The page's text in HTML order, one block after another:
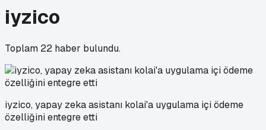
iyzico
Toplam 22 haber bulundu.
iyzico, yapay zeka asistanı kolai'a uygulama içi ödeme
özelliğini entegre etti